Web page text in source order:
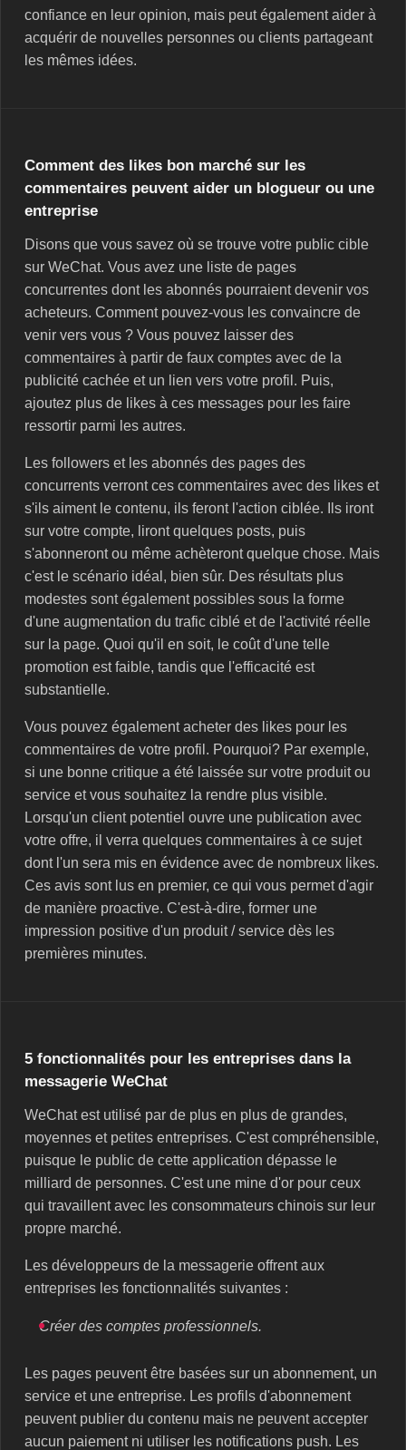
confiance en leur opinion, mais peut également aider à
acquérir de nouvelles personnes ou clients partageant
les mêmes idées.
Comment des likes bon marché sur les
commentaires peuvent aider un blogueur ou une
entreprise
Disons que vous savez où se trouve votre public cible
sur WeChat. Vous avez une liste de pages
concurrentes dont les abonnés pourraient devenir vos
acheteurs. Comment pouvez-vous les convaincre de
venir vers vous ? Vous pouvez laisser des
commentaires à partir de faux comptes avec de la
publicité cachée et un lien vers votre profil. Puis,
ajoutez plus de likes à ces messages pour les faire
ressortir parmi les autres.
Les followers et les abonnés des pages des
concurrents verront ces commentaires avec des likes et
s'ils aiment le contenu, ils feront l'action ciblée. Ils iront
sur votre compte, liront quelques posts, puis
s'abonneront ou même achèteront quelque chose. Mais
c'est le scénario idéal, bien sûr. Des résultats plus
modestes sont également possibles sous la forme
d'une augmentation du trafic ciblé et de l'activité réelle
sur la page. Quoi qu'il en soit, le coût d'une telle
promotion est faible, tandis que l'efficacité est
substantielle.
Vous pouvez également acheter des likes pour les
commentaires de votre profil. Pourquoi? Par exemple,
si une bonne critique a été laissée sur votre produit ou
service et vous souhaitez la rendre plus visible.
Lorsqu'un client potentiel ouvre une publication avec
votre offre, il verra quelques commentaires à ce sujet
dont l'un sera mis en évidence avec de nombreux likes.
Ces avis sont lus en premier, ce qui vous permet d'agir
de manière proactive. C'est-à-dire, former une
impression positive d'un produit / service dès les
premières minutes.
5 fonctionnalités pour les entreprises dans la
messagerie WeChat
WeChat est utilisé par de plus en plus de grandes,
moyennes et petites entreprises. C'est compréhensible,
puisque le public de cette application dépasse le
milliard de personnes. C'est une mine d'or pour ceux
qui travaillent avec les consommateurs chinois sur leur
propre marché.
Les développeurs de la messagerie offrent aux
entreprises les fonctionnalités suivantes :
Créer des comptes professionnels.
Les pages peuvent être basées sur un abonnement, un
service et une entreprise. Les profils d'abonnement
peuvent publier du contenu mais ne peuvent accepter
aucun paiement ni utiliser les notifications push. Les